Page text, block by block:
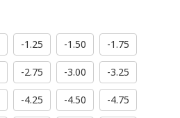
-1.25 -1.50 -1.75
-2.75 -3.00 -3.25
-4.25 -4.50 -4.75